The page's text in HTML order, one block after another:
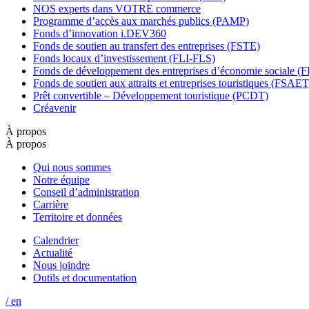
NOS experts dans VOTRE commerce
Programme d’accès aux marchés publics (PAMP)
Fonds d’innovation i.DEV360
Fonds de soutien au transfert des entreprises (FSTE)
Fonds locaux d’investissement (FLI-FLS)
Fonds de développement des entreprises d’économie sociale
Fonds de soutien aux attraits et entreprises touristiques
Prêt convertible – Développement touristique (PCDT)
Créavenir
À propos
À propos
Qui nous sommes
Notre équipe
Conseil d’administration
Carrière
Territoire et données
Calendrier
Actualité
Nous joindre
Outils et documentation
/ en